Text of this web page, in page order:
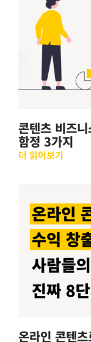
콘텐츠 비즈
함정 3가지
더 읽어보기
온라인 콘텐